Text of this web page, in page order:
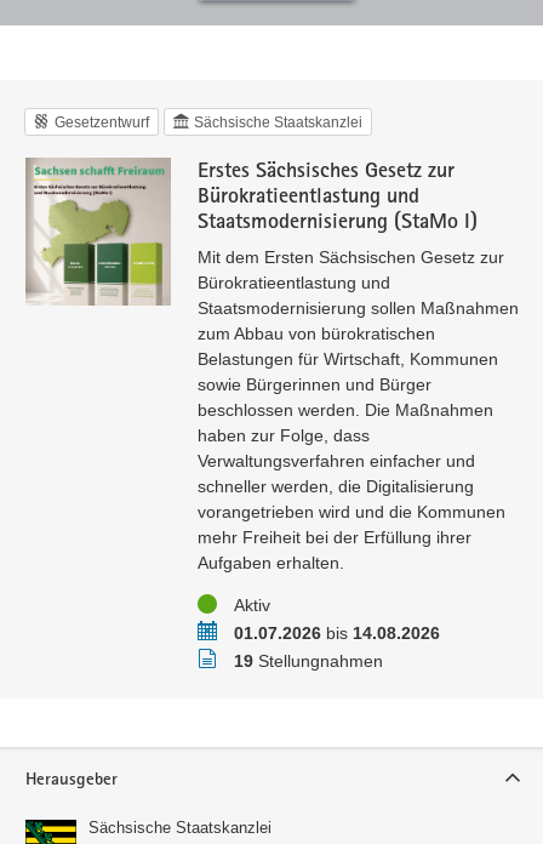
Gesetzentwurf Sächsische Staatskanzlei
Erstes Sächsisches Gesetz zur
Bürokratieentlastung und
Staatsmodernisierung (StaMo I)
Mit dem Ersten Sächsischen Gesetz zur
Bürokratieentlastung und
Staatsmodernisierung sollen Maßnahmen
zum Abbau von bürokratischen
Belastungen für Wirtschaft, Kommunen
sowie Bürgerinnen und Bürger
beschlossen werden. Die Maßnahmen
haben zur Folge, dass
Verwaltungsverfahren einfacher und
schneller werden, die Digitalisierung
vorangetrieben wird und die Kommunen
mehr Freiheit bei der Erfüllung ihrer
Aufgaben erhalten.
StatusAktiv
Zeitraum01.07.2026bis 14.08.2026
Stellungnahmen
19Stellungnahmen
Herausgeber
Sächsische Staatskanzlei